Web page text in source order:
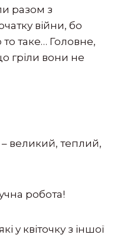
разом з
війни, бо
таке… Головне,
гріли вони не
великий, теплий,
робота!
у квіточку з іншої